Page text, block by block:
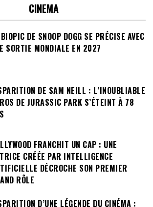
CINEMA
DE SNOOP DOGG SE PRÉCISE AVEC
SORTIE MONDIALE EN 2027
DE SAM NEILL : L’INOUBLIABLE
DE JURASSIC PARK S’ÉTEINT À 78
FRANCHIT UN CAP : UNE
CRÉÉE PAR INTELLIGENCE
DÉCROCHE SON PREMIER
RÔLE
D’UNE LÉGENDE DU CINÉMA :